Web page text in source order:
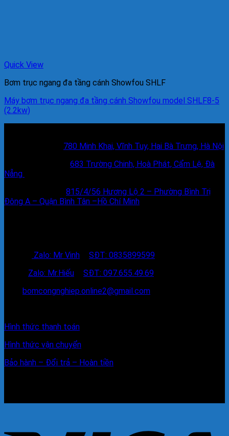
Quick View
Bơm trục ngang đa tầng cánh Showfou SHLF
Máy bơm trục ngang đa tầng cánh Showfou model SHLF8-5
(2.2kw)
780 Minh Khai, Vĩnh Tuy, Hai Bà Trưng, Hà Nội
683 Trường Chinh, Hoà Phát, Cẩm Lệ, Đà
Nẵng
815/4/56 Hương Lộ 2 – Phường Bình Trị
Đông A – Quận Bình Tân –Hồ Chí Minh
Zalo: Mr Vinh
SĐT: 0835899599
Zalo: Mr.Hiếu
SĐT: 097.655.49.69
bomcongnghiep.online2@gmail.com
Hình thức thanh toán
Hình thức vận chuyển
Bảo hành – Đổi trả – Hoàn tiền